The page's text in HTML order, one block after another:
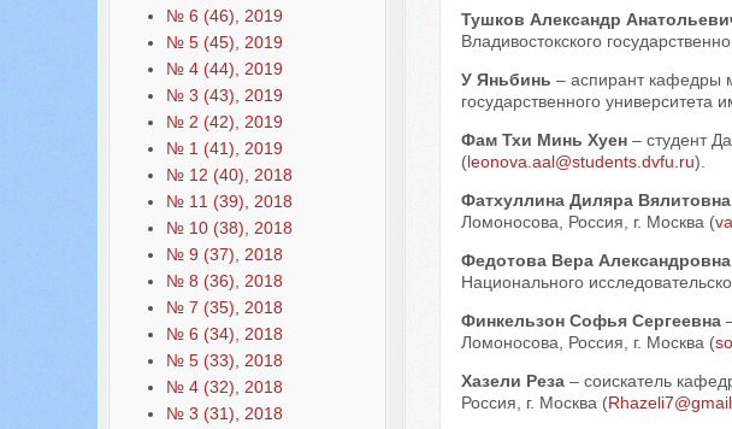
№ 6 (46), 2019
№ 5 (45), 2019
№ 4 (44), 2019
№ 3 (43), 2019
№ 2 (42), 2019
№ 1 (41), 2019
№ 12 (40), 2018
№ 11 (39), 2018
№ 10 (38), 2018
№ 9 (37), 2018
№ 8 (36), 2018
№ 7 (35), 2018
№ 6 (34), 2018
№ 5 (33), 2018
№ 4 (32), 2018
№ 3 (31), 2018
Тушков Александр
Владивостокского
У Яньбинь – аспирант кафедры
государственного
Фам Тхи Минь Хуен – студент
(leonova.aal@students.dvfu.ru).
Фатхуллина Диляра Вялитовна
Ломоносова, Россия, г. Москва (
Федотова Вера Александровна
Национального
Финкельзон Софья Сергеевна
Ломоносова, Россия, г. Москва (
Хазели Реза – соискатель
Россия, г. Москва (